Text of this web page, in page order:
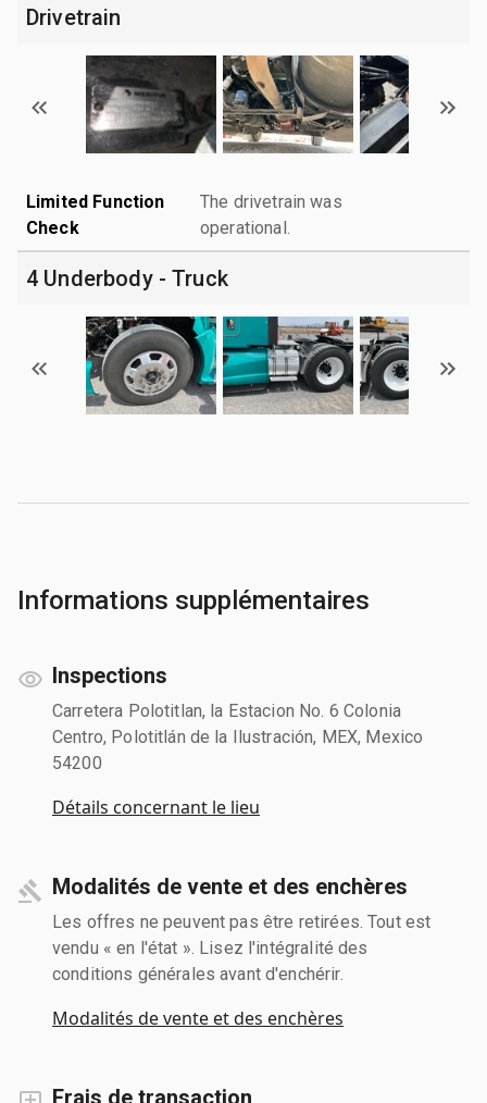
Drivetrain
Limited Function
Check
The drivetrain was
operational.
4 Underbody - Truck
Informations supplémentaires
Inspections
Carretera Polotitlan, la Estacion No. 6 Colonia
Centro, Polotitlán de la Ilustración, MEX, Mexico
54200
Détails concernant le lieu
Modalités de vente et des enchères
Les offres ne peuvent pas être retirées. Tout est
vendu « en l'état ». Lisez l'intégralité des
conditions générales avant d'enchérir.
Modalités de vente et des enchères
Frais de transaction